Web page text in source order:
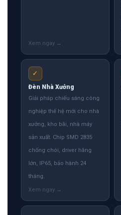
✓
Đèn Nhà Xưởng
Giải pháp chiếu sáng công
nghiệp thế hệ mới cho nhà
xưởng, kho bãi, nhà máy
sản xuất. Chip SMD 2835
chống chói, driver hãng
lớn, IP65, bảo hành 24
tháng.